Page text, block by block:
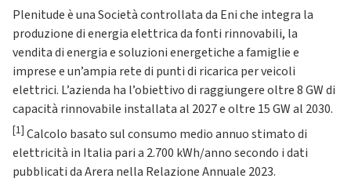
Plenitude è una Società controllata da Eni che integra la
produzione di energia elettrica da fonti rinnovabili, la
vendita di energia e soluzioni energetiche a famiglie e
imprese e un’ampia rete di punti di ricarica per veicoli
elettrici. L’azienda ha l’obiettivo di raggiungere oltre 8 GW di
capacità rinnovabile installata al 2027 e oltre 15 GW al 2030.
[1] Calcolo basato sul consumo medio annuo stimato di
elettricità in Italia pari a 2.700 kWh/anno secondo i dati
pubblicati da Arera nella Relazione Annuale 2023.